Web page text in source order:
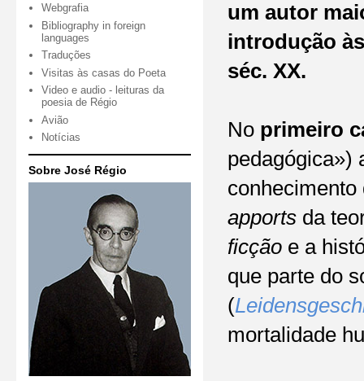
um autor
introdução
séc. XX.
No primeiro
pedagógica»)
apports da
ficção e a
que parte do
(
mortalidade
Webgrafia
Bibliography in foreign
languages
Traduções
Visitas às casas do Poeta
Video e audio - leituras da
poesia de Régio
Avião
Notícias
Sobre José Régio